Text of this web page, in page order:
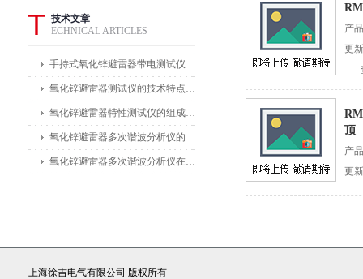
T 技术文章
ECHNICAL ARTICLES
手持式氧化锌避雷器带电测试仪能在不拆卸避雷器的情况下进行带电测试
氧化锌避雷器测试仪的技术特点体现在哪些方面？
氧化锌避雷器特性测试仪的组成部分及其作用
氧化锌避雷器多次谐波分析仪的主要功能及应用领域
氧化锌避雷器多次谐波分析仪在电力公司和变电站中的应用
产
更
顶
产
更
上海徐吉电气有限公司 版权所有